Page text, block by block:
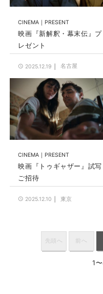
CINEMA PRESENT
映画『新解釈・幕末伝』プ
レゼント
2025.12.19 名古屋
CINEMA PRESENT
映画『トゥギャザー』試写
ご招待
2025.12.10 東京
先頭へ 前へ
1